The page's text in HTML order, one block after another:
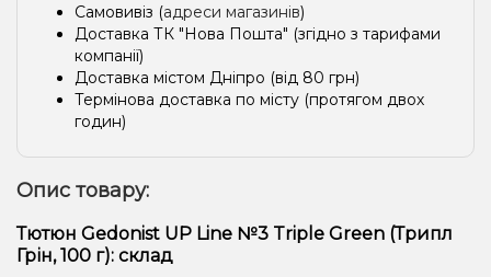
Самовивіз (адреси магазинів)
Доставка ТК "Нова Пошта" (згідно з тарифами
компанії)
Доставка містом Дніпро (від 80 грн)
Термінова доставка по місту (протягом двох
годин)
Опис товару:
Тютюн Gedonist UP Line №3 Triple Green (Трипл
Грін, 100 г): склад